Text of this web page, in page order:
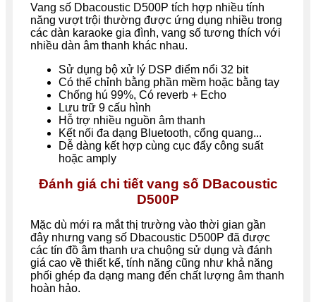
Vang số Dbacoustic D500P tích hợp nhiều tính
năng vượt trội thường được ứng dụng nhiều trong
các dàn karaoke gia đình, vang số tương thích với
nhiều dàn âm thanh khác nhau.
Sử dụng bộ xử lý DSP điểm nổi 32 bit
Có thể chỉnh bằng phần mềm hoặc bằng tay
Chống hú 99%, Có reverb + Echo
Lưu trữ 9 cấu hình
Hỗ trợ nhiều nguồn âm thanh
Kết nối đa dạng Bluetooth, cổng quang...
Dễ dàng kết hợp cùng cục đẩy công suất
hoặc amply
Đánh giá chi tiết vang số DBacoustic
D500P
Mặc dù mới ra mắt thị trường vào thời gian gần
đây nhưng vang số Dbacoustic D500P đã được
các tín đồ âm thanh ưa chuộng sử dụng và đánh
giá cao về thiết kế, tính năng cũng như khả năng
phối ghép đa dạng mang đến chất lượng âm thanh
hoàn hảo.